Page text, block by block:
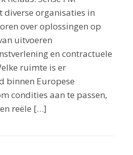
diverse organisaties in
over oplossingen op
uitvoeren
en contractuele
ruimte is er
binnen Europese
condities aan te passen,
reële […]